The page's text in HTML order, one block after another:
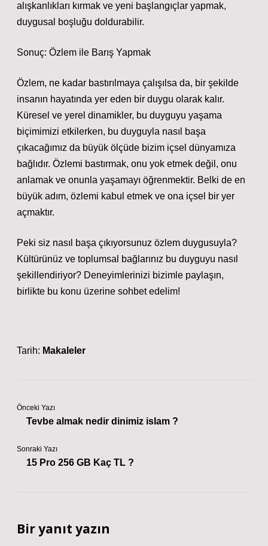
alışkanlıkları kırmak ve yeni başlangıçlar yapmak,
duygusal boşluğu doldurabilir.
Sonuç: Özlem ile Barış Yapmak
Özlem, ne kadar bastırılmaya çalışılsa da, bir şekilde
insanın hayatında yer eden bir duygu olarak kalır.
Küresel ve yerel dinamikler, bu duyguyu yaşama
biçimimizi etkilerken, bu duyguyla nasıl başa
çıkacağımız da büyük ölçüde bizim içsel dünyamıza
bağlıdır. Özlemi bastırmak, onu yok etmek değil, onu
anlamak ve onunla yaşamayı öğrenmektir. Belki de en
büyük adım, özlemi kabul etmek ve ona içsel bir yer
açmaktır.
Peki siz nasıl başa çıkıyorsunuz özlem duygusuyla?
Kültürünüz ve toplumsal bağlarınız bu duyguyu nasıl
şekillendiriyor? Deneyimlerinizi bizimle paylaşın,
birlikte bu konu üzerine sohbet edelim!
Tarih: Makaleler
Önceki Yazı
Tevbe almak nedir dinimiz islam ?
Sonraki Yazı
15 Pro 256 GB Kaç TL ?
Bir yanıt yazın